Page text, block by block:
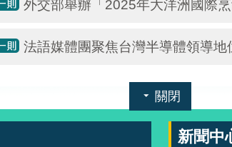
外交部舉辦「2025年大洋洲國際
法語媒體團聚焦台灣半導體領導地
關閉
新聞中